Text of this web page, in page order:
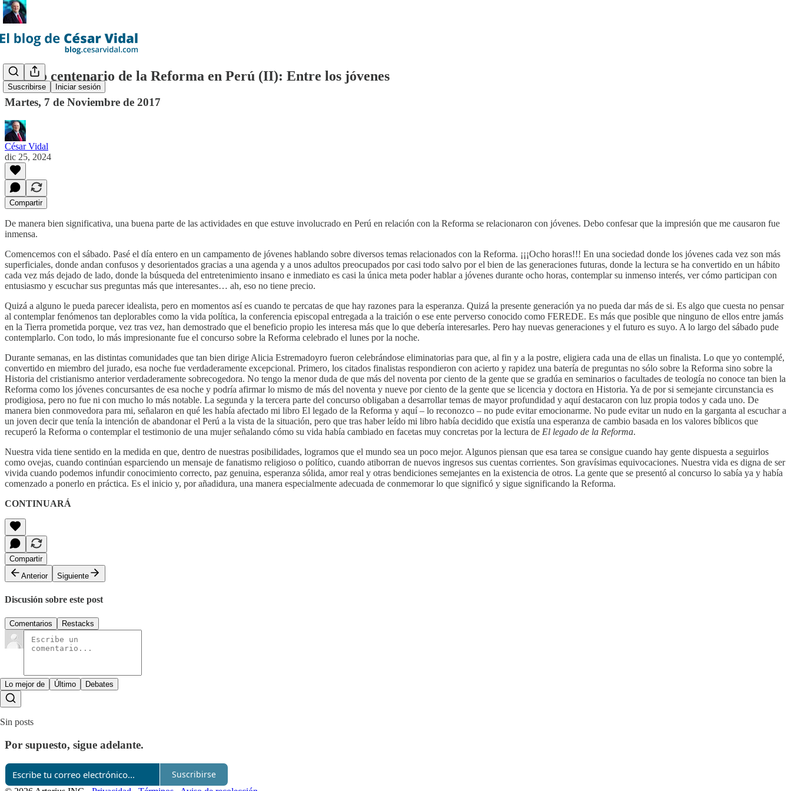
Suscribirse Iniciar sesión
Quinto centenario de la Reforma en Perú (II): Entre los jóvenes
Martes, 7 de Noviembre de 2017
César Vidal
dic 25, 2024
Compartir
De manera bien significativa, una buena parte de las actividades en que estuve involucrado en Perú en relación con la Reforma se relacionaron con jóvenes. Debo confesar que la impresión que me causaron fue
inmensa.
Comencemos con el sábado. Pasé el día entero en un campamento de jóvenes hablando sobre diversos temas relacionados con la Reforma. ¡¡¡Ocho horas!!! En una sociedad donde los jóvenes cada vez son más
superficiales, donde andan confusos y desorientados gracias a una agenda y a unos adultos preocupados por casi todo salvo por el bien de las generaciones futuras, donde la lectura se ha convertido en un hábito
cada vez más dejado de lado, donde la búsqueda del entretenimiento insano e inmediato es casi la única meta poder hablar a jóvenes durante ocho horas, contemplar su inmenso interés, ver cómo participan con
entusiasmo y escuchar sus preguntas más que interesantes… ah, eso no tiene precio.
Quizá a alguno le pueda parecer idealista, pero en momentos así es cuando te percatas de que hay razones para la esperanza. Quizá la presente generación ya no pueda dar más de si. Es algo que cuesta no pensar
al contemplar fenómenos tan deplorables como la vida política, la conferencia episcopal entregada a la traición o ese ente perverso conocido como FEREDE. Es más que posible que ninguno de ellos entre jamás
en la Tierra prometida porque, vez tras vez, han demostrado que el beneficio propio les interesa más que lo que debería interesarles. Pero hay nuevas generaciones y el futuro es suyo. A lo largo del sábado pude
contemplarlo. Con todo, lo más impresionante fue el concurso sobre la Reforma celebrado el lunes por la noche.
Durante semanas, en las distintas comunidades que tan bien dirige Alicia Estremadoyro fueron celebrándose eliminatorias para que, al fin y a la postre, eligiera cada una de ellas un finalista. Lo que yo contemplé,
convertido en miembro del jurado, esa noche fue verdaderamente excepcional. Primero, los citados finalistas respondieron con acierto y rapidez una batería de preguntas no sólo sobre la Reforma sino sobre la
Historia del cristianismo anterior verdaderamente sobrecogedora. No tengo la menor duda de que más del noventa por ciento de la gente que se gradúa en seminarios o facultades de teología no conoce tan bien la
Reforma como los jóvenes concursantes de esa noche y podría afirmar lo mismo de más del noventa y nueve por ciento de la gente que se licencia y doctora en Historia. Ya de por si semejante circunstancia es
prodigiosa, pero no fue ni con mucho lo más notable. La segunda y la tercera parte del concurso obligaban a desarrollar temas de mayor profundidad y aquí destacaron con luz propia todos y cada uno. De
manera bien conmovedora para mi, señalaron en qué les había afectado mi libro El legado de la Reforma y aquí – lo reconozco – no pude evitar emocionarme. No pude evitar un nudo en la garganta al escuchar a
un joven decir que tenía la intención de abandonar el Perú a la vista de la situación, pero que tras haber leído mi libro había decidido que existía una esperanza de cambio basada en los valores bíblicos que
recuperó la Reforma o contemplar el testimonio de una mujer señalando cómo su vida había cambiado en facetas muy concretas por la lectura de El legado de la Reforma.
Nuestra vida tiene sentido en la medida en que, dentro de nuestras posibilidades, logramos que el mundo sea un poco mejor. Algunos piensan que esa tarea se consigue cuando hay gente dispuesta a seguirlos
como ovejas, cuando continúan esparciendo un mensaje de fanatismo religioso o político, cuando atiborran de nuevos ingresos sus cuentas corrientes. Son gravísimas equivocaciones. Nuestra vida es digna de ser
vivida cuando podemos infundir conocimiento correcto, paz genuina, esperanza sólida, amor real y otras bendiciones semejantes en la existencia de otros. La gente que se presentó al concurso lo sabía ya y había
comenzado a ponerlo en práctica. Es el inicio y, por añadidura, una manera especialmente adecuada de conmemorar lo que significó y sigue significando la Reforma.
CONTINUARÁ
Compartir
Anterior
Siguiente
Discusión sobre este post
Comentarios Restacks
Lo mejor de Último Debates
Sin posts
Por supuesto, sigue adelante.
Suscribirse